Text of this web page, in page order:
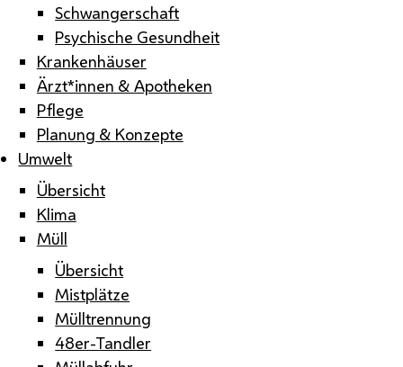
Schwangerschaft
Psychische Gesundheit
Krankenhäuser
Ärzt*innen & Apotheken
Pflege
Planung & Konzepte
Umwelt
Übersicht
Klima
Müll
Übersicht
Mistplätze
Mülltrennung
48er-Tandler